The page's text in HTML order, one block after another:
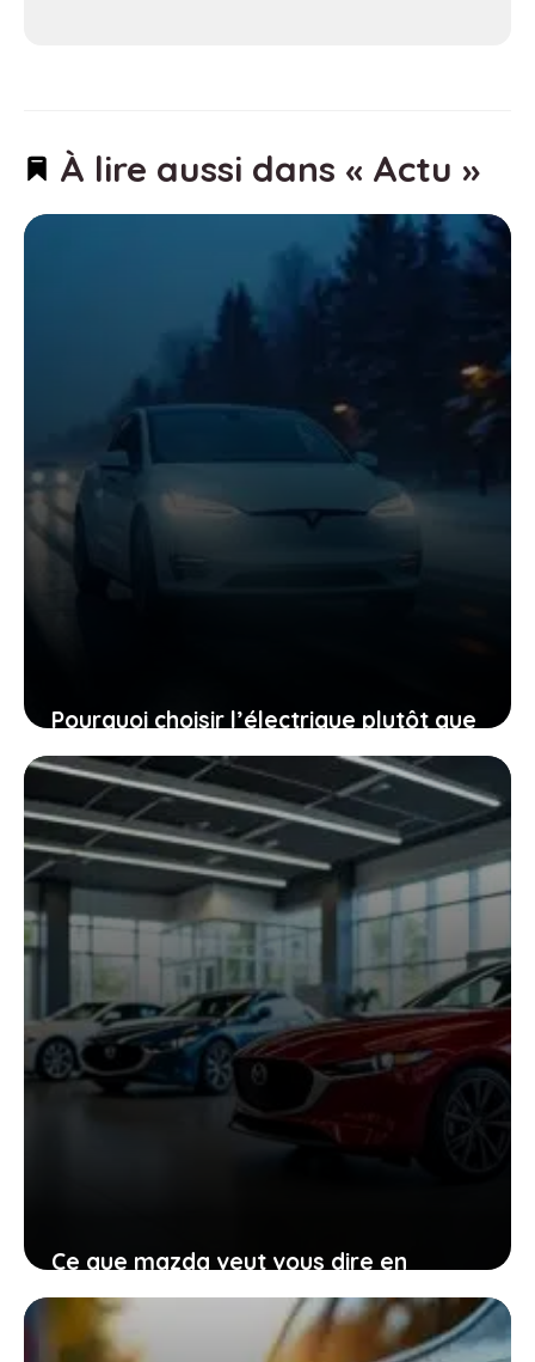
À lire aussi dans « Actu »
Pourquoi choisir l’électrique plutôt que
le diesel, même quand le mercure
chute à -40 °C
27 janvier 2026
Ce que mazda veut vous dire en
renonçant provisoirement à
l’électrique total